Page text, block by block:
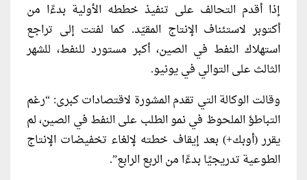
إذا أقدم التحالف على تنفيذ خططه الأولية بدءًا من
أكتوبر لاستئناف الإنتاج المقيّد. كما لفتت إلى تراجع
استهلاك النفط في الصين، أكبر مستورد للنفط، للشهر
الثالث على التوالي في يونيو.
وقالت الوكالة التي تقدم المشورة لاقتصادات كبرى: “رغم
التباطؤ الملحوظ في نمو الطلب على النفط في الصين، لم
يقرر (أوبك+) بعد إيقاف خطته لإلغاء تخفيضات الإنتاج
الطوعية تدريجيًا بدءًا من الربع الرابع”.